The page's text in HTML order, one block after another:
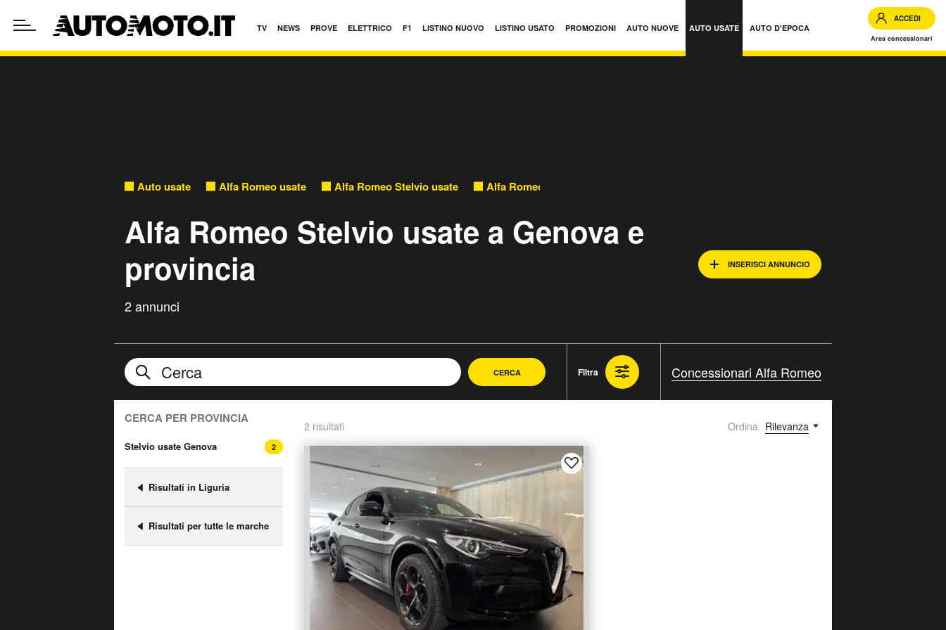
TV NEWS PROVE ELETTRICO F1 LISTINO NUOVO LISTINO USATO PROMOZIONI AUTO NUOVE AUTO USATE AUTO D'EPOCA
ACCEDI
Area concessionari
Auto usate Alfa Romeo usate Alfa Romeo Stelvio usate Alfa Romeo Stelvio usate in Liguria
Alfa Romeo Stelvio usate a Genova e
provincia
2 annunci
INSERISCI ANNUNCIO
CERCA Filtra Concessionari Alfa Romeo
CERCA PER PROVINCIA
Stelvio usate Genova 2
Risultati in Liguria
Risultati per tutte le marche
2 risultati Ordina Rilevanza